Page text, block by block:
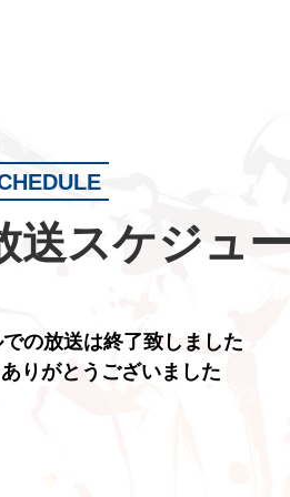
送スケジュ
の放送は終了致しました
りがとうございました